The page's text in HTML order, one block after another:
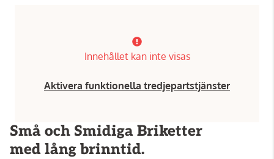
Innehållet kan inte visas
Aktivera funktionella tredjepartstjänster
Små och Smidiga Briketter
med lång brinntid.